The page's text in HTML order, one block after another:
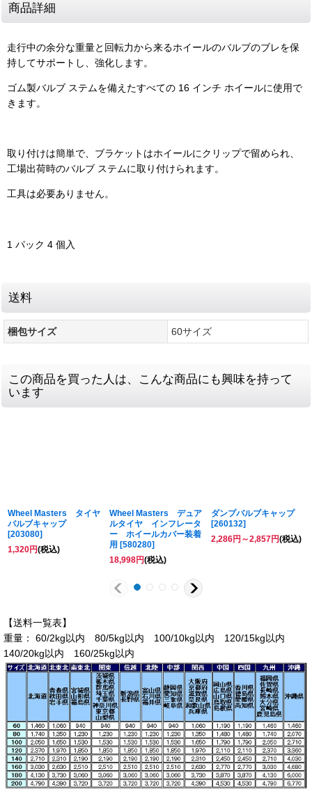
商品詳細
走行中の余分な重量と回転力から来るホイールのバルブのブレを保
持してサポートし、強化します。
ゴム製バルブ ステムを備えたすべての 16 インチ ホイールに使用で
きます。
取り付けは簡​​単で、ブラケットはホイールにクリップで留められ、
工場出荷時のバルブ ステムに取り付けられます。
工具は必要ありません。
1 パック 4 個入
送料
梱包サイズ 60サイズ
この商品を買った人は、こんな商品にも興味を持って
います
Wheel Masters タイヤ
バルブキャップ
[203080]
1,320円(税込)
Wheel Masters デュア
ルタイヤ インフレータ
ー ホイールカバー装着
用 [580280]
18,998円(税込)
ダンプバルブキャップ
[260132]
2,286円 ～2,857円(税込)
【送料一覧表】
重量： 60/2kg以内 80/5kg以内 100/10kg以内 120/15kg以内
140/20kg以内 160/25kg以内